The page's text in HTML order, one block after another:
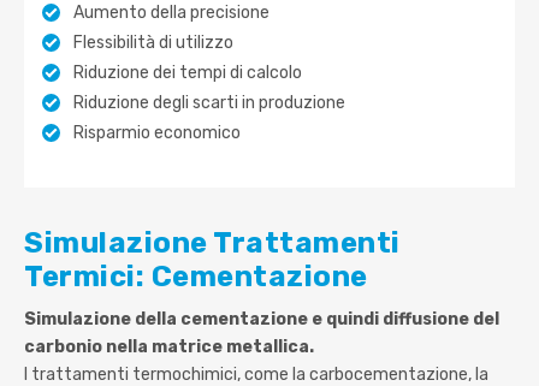
Aumento della precisione
Flessibilità di utilizzo
Riduzione dei tempi di calcolo
Riduzione degli scarti in produzione
Risparmio economico
Simulazione Trattamenti
Termici: Cementazione
Simulazione della cementazione e quindi diffusione del
carbonio nella matrice metallica.
I trattamenti termochimici, come la carbocementazione, la